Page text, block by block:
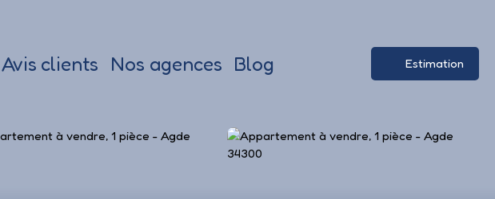
Avis clients Nos agences Blog Estimation